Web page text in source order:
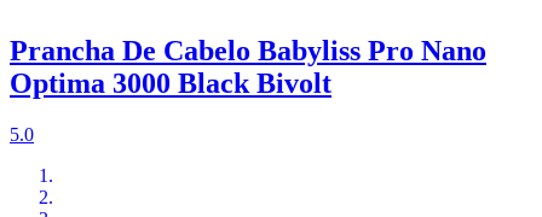
Prancha De Cabelo Babyliss Pro Nano
Optima 3000 Black Bivolt
5.0